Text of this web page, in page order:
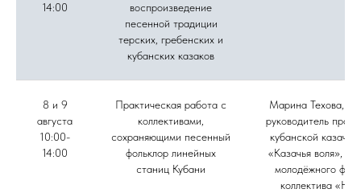
14:00
воспроизведение
песенной традиции
терских, гребенских и
кубанских казаков
8 и 9
августа
10:00-
14:00
Практическая работа с
коллективами,
сохраняющими песенный
фольклор линейных
станиц Кубани
Марина Техова,
руководитель
кубанской
«Казачья воля»,
молодёжного
коллектива